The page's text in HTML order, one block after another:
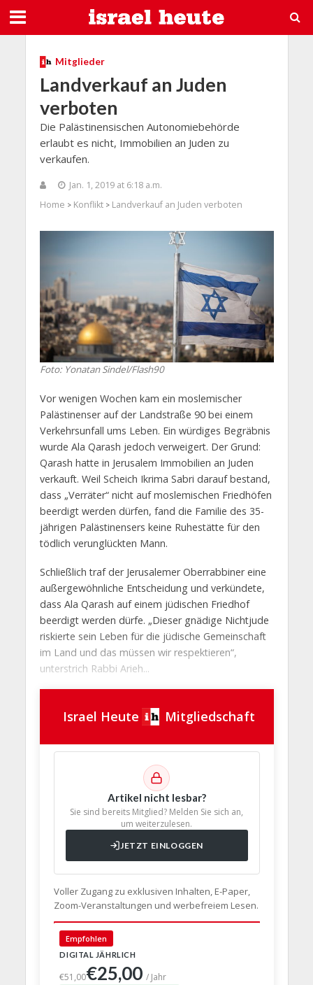
Mitglieder
Landverkauf an Juden
verboten
Die Palästinensischen Autonomiebehörde
erlaubt es nicht, Immobilien an Juden zu
verkaufen.
Jan. 1, 2019 at 6:18 a.m.
Home > Konflikt> Landverkauf an Juden verboten
Foto: Yonatan Sindel/Flash90
Vor wenigen Wochen kam ein moslemischer
Palästinenser auf der Landstraße 90 bei einem
Verkehrsunfall ums Leben. Ein würdiges Begräbnis
wurde Ala Qarash jedoch verweigert. Der Grund:
Qarash hatte in Jerusalem Immobilien an Juden
verkauft. Weil Scheich Ikrima Sabri darauf bestand,
dass „Verräter“ nicht auf moslemischen Friedhöfen
beerdigt werden dürfen, fand die Familie des 35-
jährigen Palästinensers keine Ruhestätte für den
tödlich verunglückten Mann.
Schließlich traf der Jerusalemer Oberrabbiner eine
außergewöhnliche Entscheidung und verkündete,
dass Ala Qarash auf einem jüdischen Friedhof
beerdigt werden dürfe. „Dieser gnädige Nichtjude
riskierte sein Leben für die jüdische Gemeinschaft
im Land und das müssen wir respektieren“,
unterstrich Rabbi Arieh...
Israel Heute Mitgliedschaft
Artikel nicht lesbar?
Sie sind bereits Mitglied? Melden Sie sich an,
um weiterzulesen.
JETZT EINLOGGEN
Voller Zugang zu exklusiven Inhalten, E-Paper,
Zoom-Veranstaltungen und werbefreiem Lesen.
Empfohlen
DIGITAL JÄHRLICH
€51,00€25,00/ Jahr